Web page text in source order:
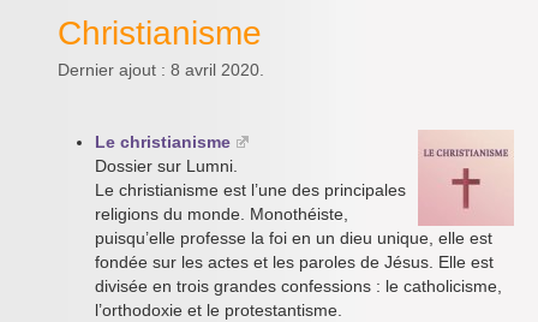
Qui sommes-nous ?
Christianisme
Dernier ajout : 8 avril 2020.
Le christianisme
Dossier sur Lumni.
Le christianisme est l’une des principales
religions du monde. Monothéiste,
puisqu’elle professe la foi en un dieu unique, elle est
fondée sur les actes et les paroles de Jésus. Elle est
divisée en trois grandes confessions : le catholicisme,
l’orthodoxie et le protestantisme.